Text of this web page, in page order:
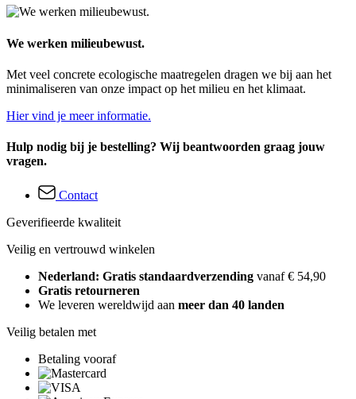
We werken milieubewust.
Met veel concrete ecologische maatregelen dragen we bij aan het
minimaliseren van onze impact op het milieu en het klimaat.
Hier vind je meer informatie.
Hulp nodig bij je bestelling? Wij beantwoorden graag jouw
vragen.
Contact
Geverifieerde kwaliteit
Veilig en vertrouwd winkelen
Nederland: Gratis standaardverzending vanaf € 54,90
Gratis retourneren
We leveren wereldwijd aan meer dan 40 landen
Veilig betalen met
Betaling vooraf